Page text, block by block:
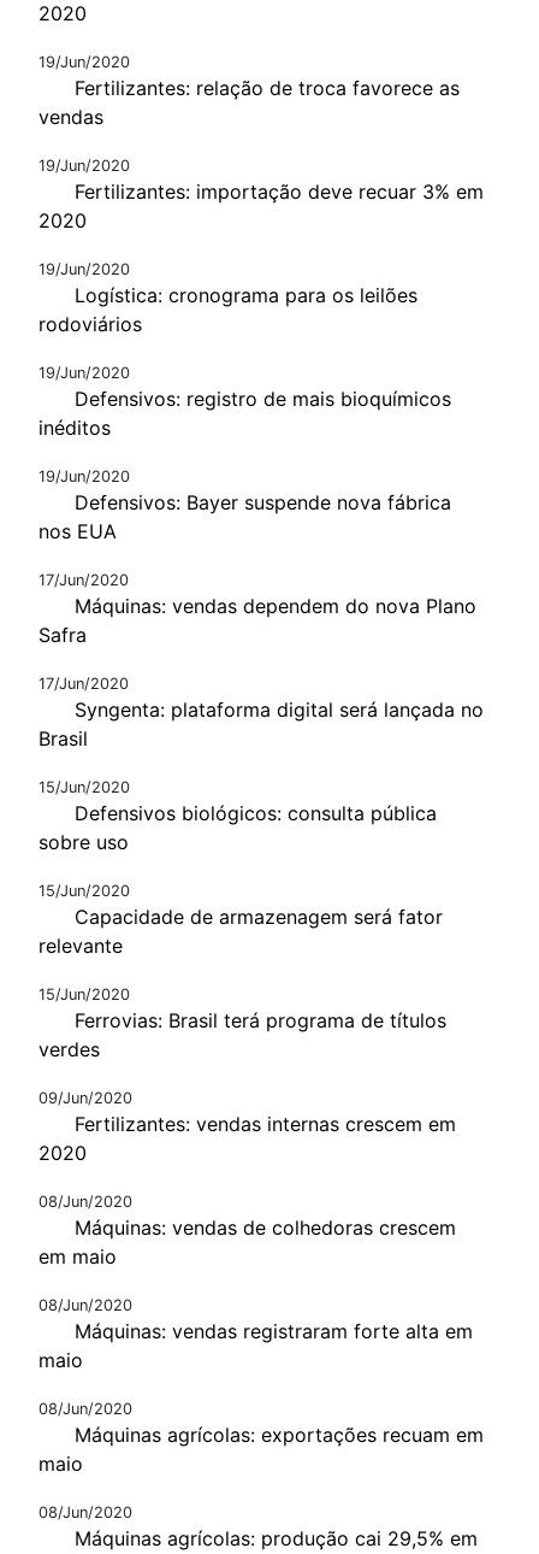
2020
19/Jun/2020
Fertilizantes: relação de troca favorece as
vendas
19/Jun/2020
Fertilizantes: importação deve recuar 3% em
2020
19/Jun/2020
Logística: cronograma para os leilões
rodoviários
19/Jun/2020
Defensivos: registro de mais bioquímicos
inéditos
19/Jun/2020
Defensivos: Bayer suspende nova fábrica
nos EUA
17/Jun/2020
Máquinas: vendas dependem do nova Plano
Safra
17/Jun/2020
Syngenta: plataforma digital será lançada no
Brasil
15/Jun/2020
Defensivos biológicos: consulta pública
sobre uso
15/Jun/2020
Capacidade de armazenagem será fator
relevante
15/Jun/2020
Ferrovias: Brasil terá programa de títulos
verdes
09/Jun/2020
Fertilizantes: vendas internas crescem em
2020
08/Jun/2020
Máquinas: vendas de colhedoras crescem
em maio
08/Jun/2020
Máquinas: vendas registraram forte alta em
maio
08/Jun/2020
Máquinas agrícolas: exportações recuam em
maio
08/Jun/2020
Máquinas agrícolas: produção cai 29,5% em